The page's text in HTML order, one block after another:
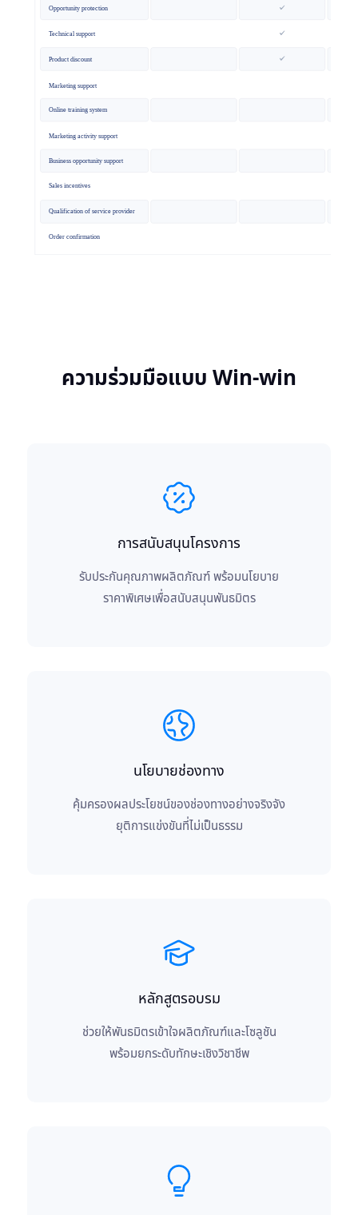
ความร่วมมือแบบ Win-win
การสนับสนุนโครงการ
รับประกันคุณภาพผลิตภัณฑ์ พร้อมนโยบาย
ราคาพิเศษเพื่อสนับสนุนพันธมิตร
นโยบายช่องทาง
คุ้มครองผลประโยชน์ของช่องทางอย่างจริงจัง
ยุติการแข่งขันที่ไม่เป็นธรรม
หลักสูตรอบรม
ช่วยให้พันธมิตรเข้าใจผลิตภัณฑ์และโซลูชัน
พร้อมยกระดับทักษะเชิงวิชาชีพ